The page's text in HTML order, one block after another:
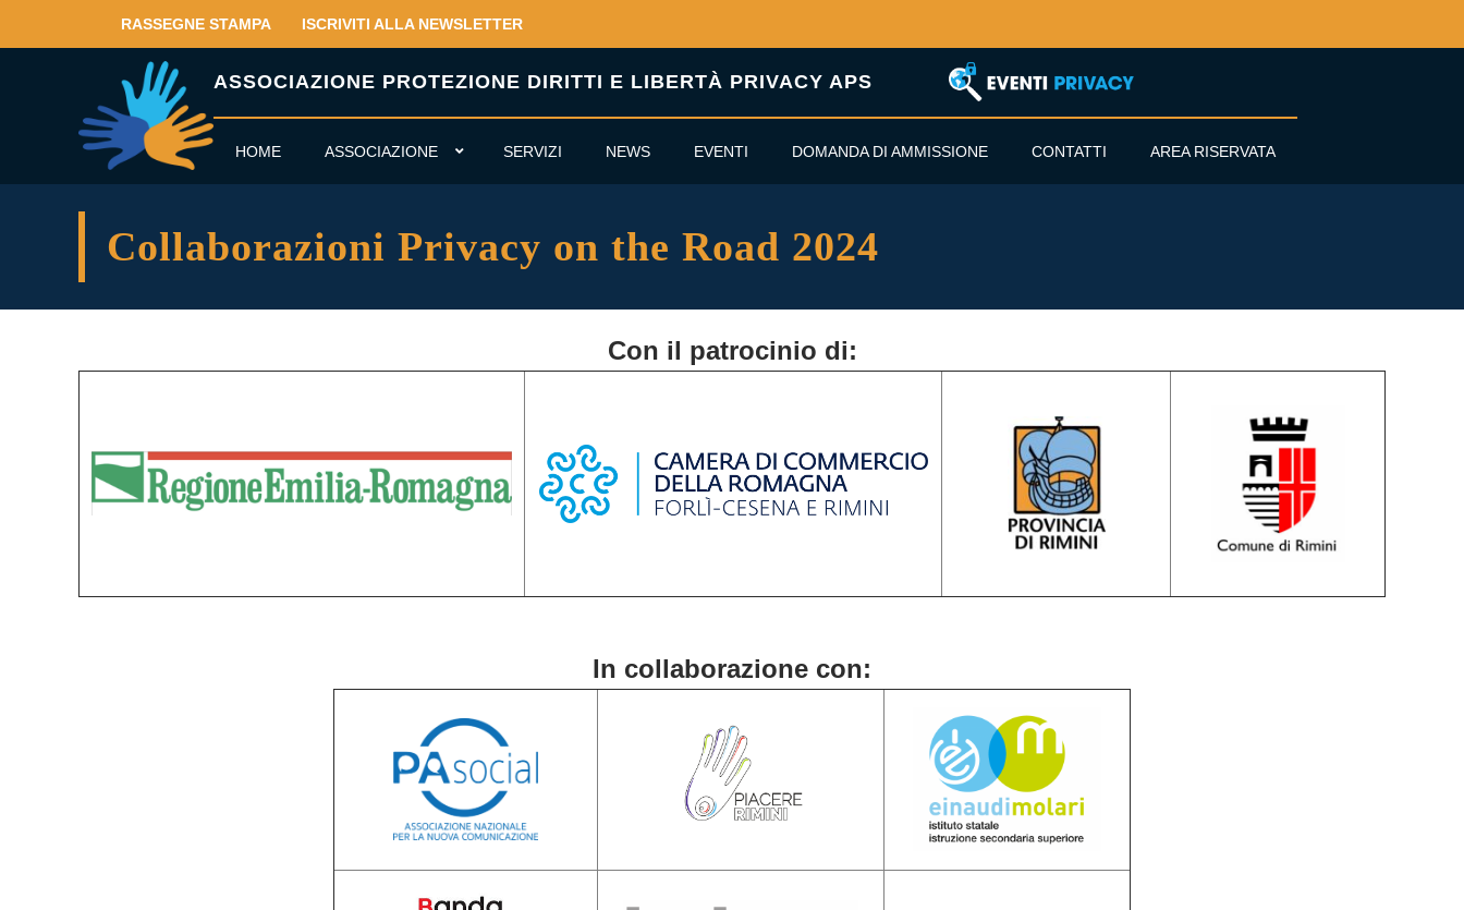
RASSEGNE STAMPA ISCRIVITI ALLA NEWSLETTER
ASSOCIAZIONE PROTEZIONE DIRITTI E LIBERTÀ PRIVACY APS
HOME ASSOCIAZIONE SERVIZI NEWS EVENTI DOMANDA DI AMMISSIONE CONTATTI AREA RISERVATA
Collaborazioni Privacy on the Road 2024
Con il patrocinio di:
In collaborazione con: